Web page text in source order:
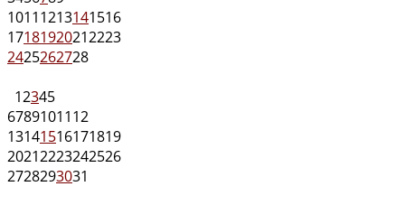
10111213141516
17181920212223
2425262728
12345
6789101112
13141516171819
20212223242526
2728293031